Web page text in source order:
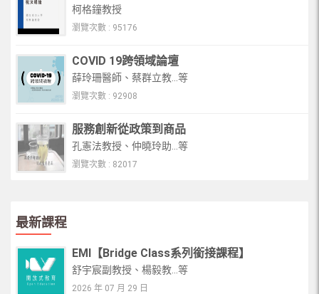
柯格鐘教授
瀏覽次數 : 95176
COVID 19跨領域論壇
薛玲珊醫師、蔡群立教...等
瀏覽次數 : 92908
服務創新從政策到商品
孔憲法教授、仲曉玲助...等
瀏覽次數 : 82017
最新課程
EMI【Bridge Class系列銜接課程】
舒宇宸副教授、楊毅教...等
2026 年 07 月 29 日